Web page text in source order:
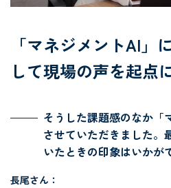
「マネジメントAI」
して現場の声を起点
そうした課題感のなか「
させていただきました。
いたときの印象はいかが
長尾さん：